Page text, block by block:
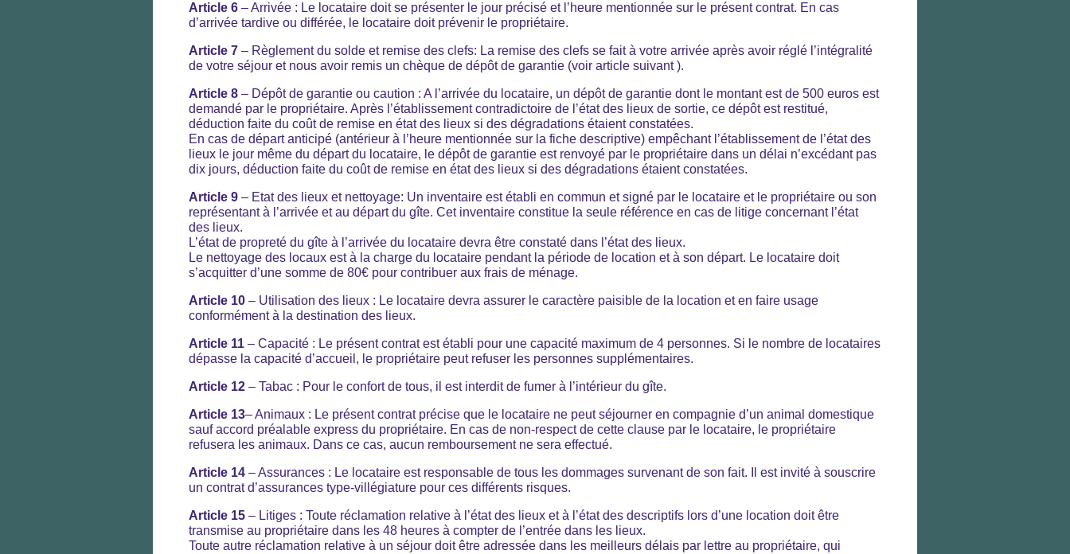
Article 6 – Arrivée : Le locataire doit se présenter le jour précisé et l’heure mentionnée sur le présent contrat. En cas
d’arrivée tardive ou différée, le locataire doit prévenir le propriétaire.
Article 7 – Règlement du solde et remise des clefs: La remise des clefs se fait à votre arrivée après avoir réglé l’intégralité
de votre séjour et nous avoir remis un chèque de dépôt de garantie (voir article suivant ).
Article 8 – Dépôt de garantie ou caution : A l’arrivée du locataire, un dépôt de garantie dont le montant est de 500 euros est
demandé par le propriétaire. Après l’établissement contradictoire de l’état des lieux de sortie, ce dépôt est restitué,
déduction faite du coût de remise en état des lieux si des dégradations étaient constatées.
En cas de départ anticipé (antérieur à l’heure mentionnée sur la fiche descriptive) empêchant l’établissement de l’état des
lieux le jour même du départ du locataire, le dépôt de garantie est renvoyé par le propriétaire dans un délai n’excédant pas
dix jours, déduction faite du coût de remise en état des lieux si des dégradations étaient constatées.
Article 9 – Etat des lieux et nettoyage: Un inventaire est établi en commun et signé par le locataire et le propriétaire ou son
représentant à l’arrivée et au départ du gîte. Cet inventaire constitue la seule référence en cas de litige concernant l’état
des lieux.
L’état de propreté du gîte à l’arrivée du locataire devra être constaté dans l’état des lieux.
Le nettoyage des locaux est à la charge du locataire pendant la période de location et à son départ. Le locataire doit
s’acquitter d’une somme de 80€ pour contribuer aux frais de ménage.
Article 10 – Utilisation des lieux : Le locataire devra assurer le caractère paisible de la location et en faire usage
conformément à la destination des lieux.
Article 11 – Capacité : Le présent contrat est établi pour une capacité maximum de 4 personnes. Si le nombre de locataires
dépasse la capacité d’accueil, le propriétaire peut refuser les personnes supplémentaires.
Article 12 – Tabac : Pour le confort de tous, il est interdit de fumer à l’intérieur du gîte.
Article 13– Animaux : Le présent contrat précise que le locataire ne peut séjourner en compagnie d’un animal domestique
sauf accord préalable express du propriétaire. En cas de non-respect de cette clause par le locataire, le propriétaire
refusera les animaux. Dans ce cas, aucun remboursement ne sera effectué.
Article 14 – Assurances : Le locataire est responsable de tous les dommages survenant de son fait. Il est invité à souscrire
un contrat d’assurances type-villégiature pour ces différents risques.
Article 15 – Litiges : Toute réclamation relative à l’état des lieux et à l’état des descriptifs lors d’une location doit être
transmise au propriétaire dans les 48 heures à compter de l’entrée dans les lieux.
Toute autre réclamation relative à un séjour doit être adressée dans les meilleurs délais par lettre au propriétaire, qui